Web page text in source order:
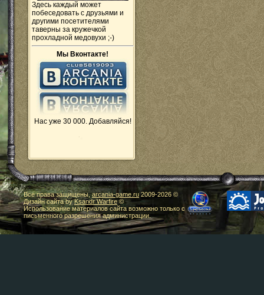
Здесь каждый может
побеседовать с друзьями и
другими посетителями
таверны за кружечкой
прохладной медовухи ;-)
Мы Вконтакте!
Нас уже 30 000. Добавляйся!
Все права защищены,arcania-game.ru2009-2026 ©
Дизайн сайта byKsandr Warfire©
Использование материалов сайта возможно только с
письменного разрешения администрации.